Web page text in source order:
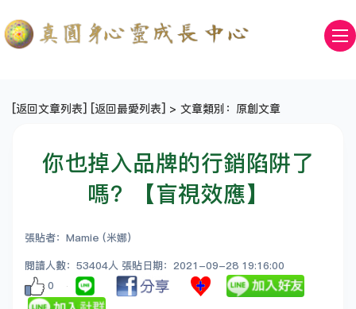
[返回文章列表] [返回最愛列表] > 文章類別：原創文章
你也掉入品牌的行銷陷阱了
嗎？【盲視效應】
張貼者：Mamie (米娜)
閱讀人數：53404人 張貼日期：2021-09-28 19:16:00
0